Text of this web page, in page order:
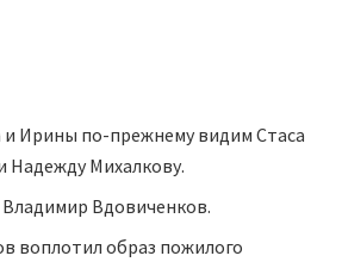
и Ирины по-прежнему видим Стаса
Надежду Михалкову.
Владимир Вдовиченков.
воплотил образ пожилого